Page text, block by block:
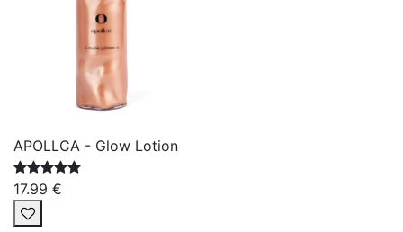
APOLLCA - Glow Lotion
17.99 €